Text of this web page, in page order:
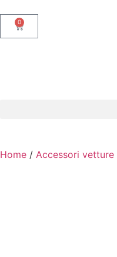
0
Home / Accessori vetture